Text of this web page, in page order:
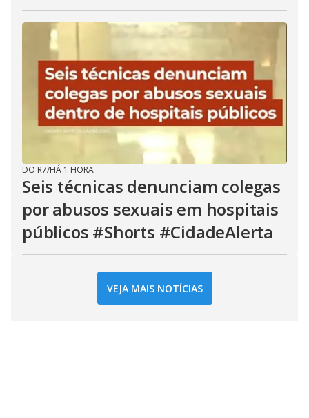
DO R7/HÁ 1 HORA
Seis técnicas denunciam colegas
por abusos sexuais em hospitais
públicos #Shorts #CidadeAlerta
VEJA MAIS NOTÍCIAS